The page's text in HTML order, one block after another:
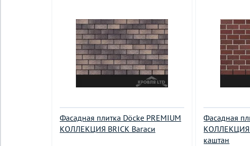
Фасадная плитка Döcke PREMIUM
КОЛЛЕКЦИЯ BRICK Вагаси
Фасадная
КОЛЛЕКЦИЯ
каштан